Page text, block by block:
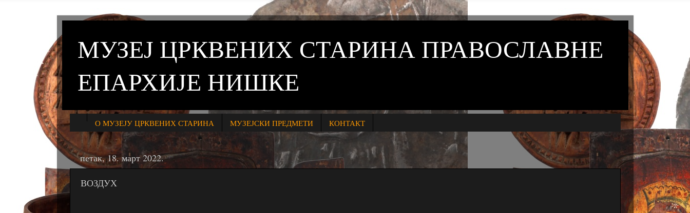
МУЗЕЈ ЦРКВЕНИХ СТАРИНА ПРАВОСЛАВНЕ
ЕПАРХИЈЕ НИШКЕ
О МУЗЕЈУ ЦРКВЕНИХ СТАРИНА МУЗЕЈСКИ ПРЕДМЕТИ КОНТАКТ
петак, 18. март 2022.
ВОЗДУХ